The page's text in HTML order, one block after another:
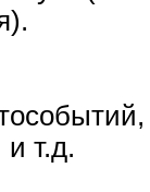
т.д.